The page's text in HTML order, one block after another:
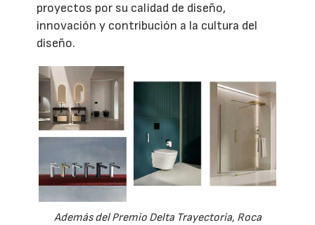
proyectos por su calidad de diseño,
innovación y contribución a la cultura del
diseño.
Además del Premio Delta Trayectoria, Roca